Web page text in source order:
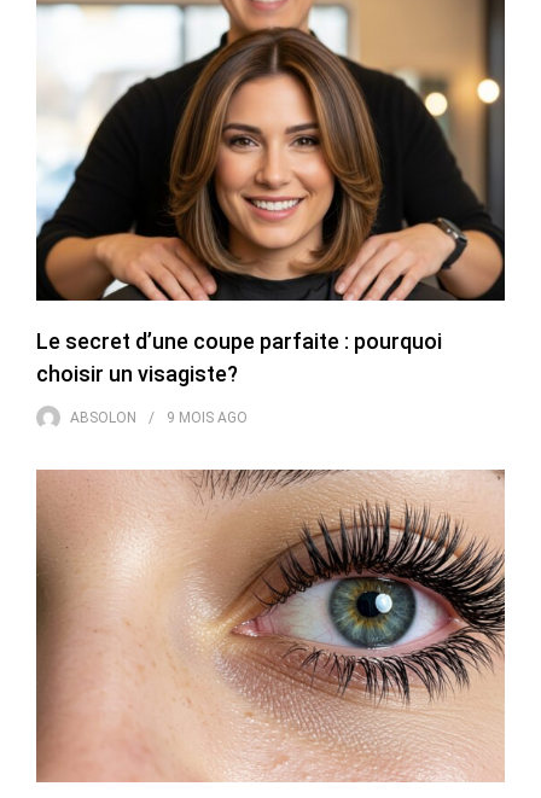
Le secret d’une coupe parfaite : pourquoi
choisir un visagiste?
ABSOLON 9 MOIS AGO